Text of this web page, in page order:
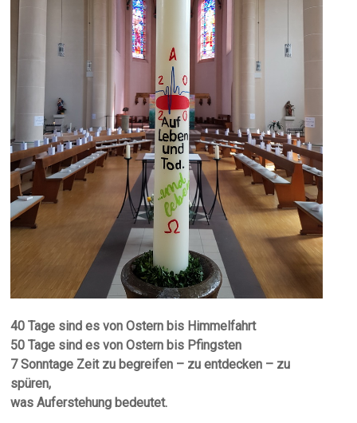
40 Tage sind es von Ostern bis Himmelfahrt
50 Tage sind es von Ostern bis Pfingsten
7 Sonntage Zeit zu begreifen – zu entdecken – zu
spüren,
was Auferstehung bedeutet.